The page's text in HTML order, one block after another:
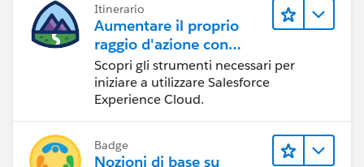
Itinerario
Aumentare il proprio
raggio d'azione con
Experience Cloud
Scopri gli strumenti necessari per
iniziare a utilizzare Salesforce
Experience Cloud.
Badge
Nozioni di base su